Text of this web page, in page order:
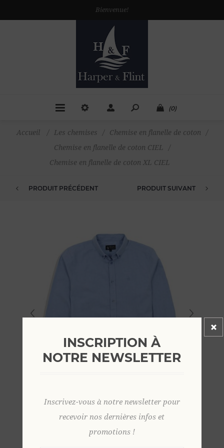
Bienvenue!
(0)
Accueil / Les chemises / Chemise en flanelle de coton
/
Chemise en flanelle de coton CIEL
/
Chemise en flanelle de coton XL CIEL
PRODUIT PRÉCÉDENT PRODUIT SUIVANT
INSCRIPTION À
NOTRE NEWSLETTER
Inscrivez-vous à notre newsletter pour
recevoir nos dernières infos et
promotions !